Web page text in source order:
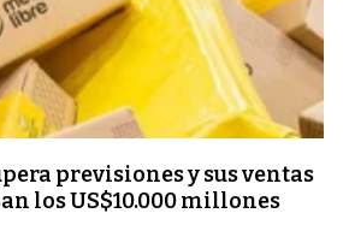
previsiones y sus ventas
los US$10.000 millones